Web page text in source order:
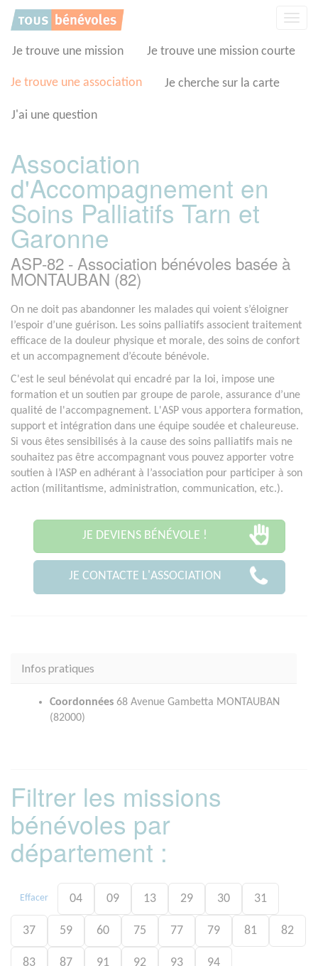
Je trouve une mission Je trouve une mission courte
Je trouve une association Je cherche sur la carte
J'ai une question
Association
d'Accompagnement en
Soins Palliatifs Tarn et
Garonne
ASP-82 - Association bénévoles basée à
MONTAUBAN (82)
On ne doit pas abandonner les malades qui voient s’éloigner
l’espoir d’une guérison. Les soins palliatifs associent traitement
efficace de la douleur physique et morale, des soins de confort
et un accompagnement d’écoute bénévole.
C'est le seul bénévolat qui encadré par la loi, impose une
formation et un soutien par groupe de parole, assurance d’une
qualité de l'accompagnement. L'ASP vous apportera formation,
support et intégration dans une équipe soudée et chaleureuse.
Si vous êtes sensibilisés à la cause des soins palliatifs mais ne
souhaitez pas être accompagnant vous pouvez apporter votre
soutien à l’ASP en adhérant à l’association pour participer à son
action (militantisme, administration, communication, etc.).
JE DEVIENS BÉNÉVOLE !
JE CONTACTE L'ASSOCIATION
Infos pratiques
Coordonnées 68 Avenue Gambetta MONTAUBAN
(82000)
Filtrer les missions
bénévoles par
département :
Effacer 04 09 13 29 30 31
37 59 60 75 77 79 81 82
83 87 91 92 93 94
Panneau de gestion des cookies